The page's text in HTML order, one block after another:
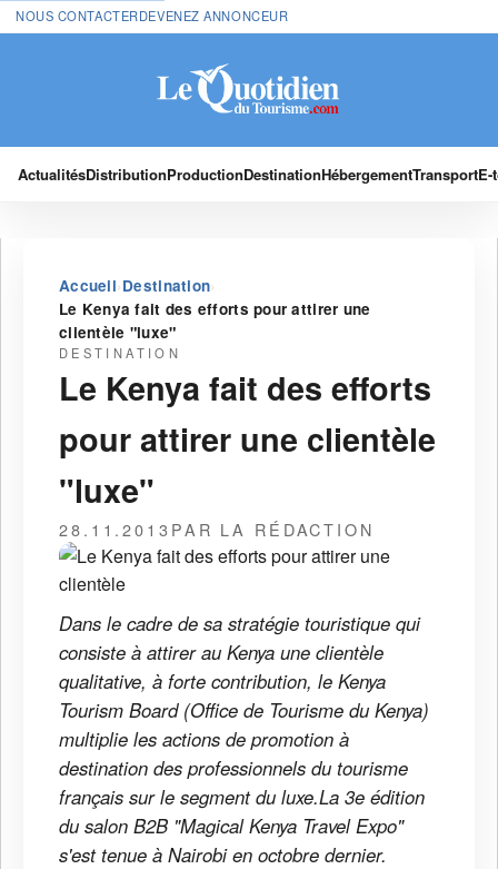
NOUS CONTACTERDEVENEZ ANNONCEUR
ActualitésDistributionProductionDestinationHébergementTransport
Accueil›Destination›
Le Kenya fait des efforts pour attirer une
clientèle "luxe"
DESTINATION
Le Kenya fait des efforts
pour attirer une clientèle
"luxe"
28.11.2013PAR LA RÉDACTION
Dans le cadre de sa stratégie touristique qui
consiste à attirer au Kenya une clientèle
qualitative, à forte contribution, le Kenya
Tourism Board (Office de Tourisme du Kenya)
multiplie les actions de promotion à
destination des professionnels du tourisme
français sur le segment du luxe.La 3e édition
du salon B2B "Magical Kenya Travel Expo"
s'est tenue à Nairobi en octobre dernier.